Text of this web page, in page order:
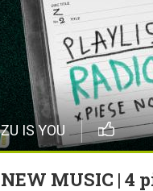
ZU IS YOU
NEW MUSIC | 4